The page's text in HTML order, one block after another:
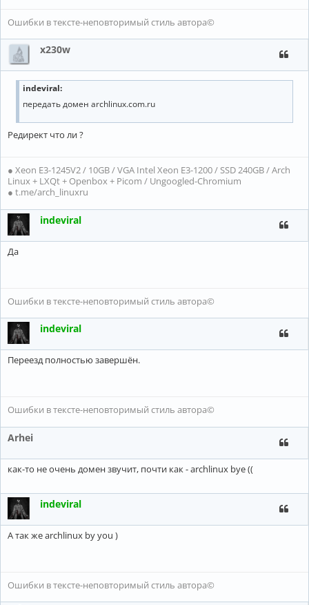
Ошибки в тексте-неповторимый стиль автора©
x230w
indeviral:
передать домен archlinux.com.ru
Редирект что ли ?
● Xeon E3-1245V2 / 10GB / VGA Intel Xeon E3-1200 / SSD 240GB / Arch
Linux + LXQt + Openbox + Picom / Ungoogled-Chromium
● t.me/arch_linuxru
indeviral
Да
Ошибки в тексте-неповторимый стиль автора©
indeviral
Переезд полностью завершён.
Ошибки в тексте-неповторимый стиль автора©
Arhei
как-то не очень домен звучит, почти как - archlinux bye ((
indeviral
А так же archlinux by you )
Ошибки в тексте-неповторимый стиль автора©